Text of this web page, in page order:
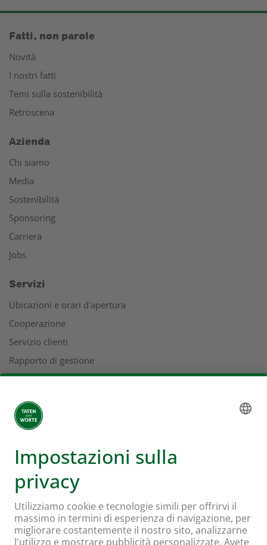
Fatti, non parole
Novità
I nostri fatti
Temi sulla sostenibilità
Retroscena
Azienda
Chi siamo
Media
Sostenibilità
Sponsoring
Carriera
Jobs
Servizi
Ubicazioni e orari d'apertura
Cooperazione
Servizio clienti
Rapporto di gestione
Indirizzi
L'universo Coop
Supermercato online Coop
Formati e servizi
Supercard
Hello Family Club
Mondovino
Seguiteci su